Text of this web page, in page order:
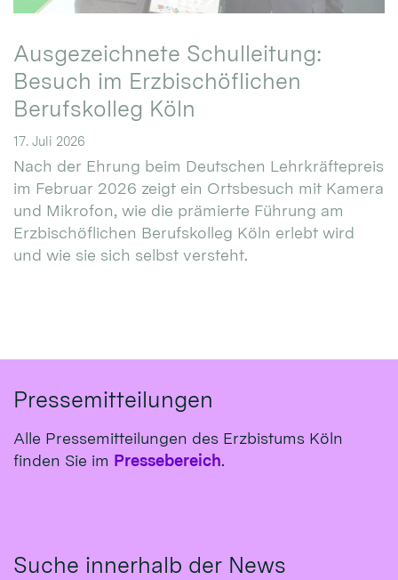
Ausgezeichnete Schulleitung:
Besuch im Erzbischöflichen
Berufskolleg Köln
17. Juli 2026
Nach der Ehrung beim Deutschen Lehrkräftepreis
im Februar 2026 zeigt ein Ortsbesuch mit Kamera
und Mikrofon, wie die prämierte Führung am
Erzbischöflichen Berufskolleg Köln erlebt wird
und wie sie sich selbst versteht.
Pressemitteilungen
Alle Pressemitteilungen des Erzbistums Köln
finden Sie im Pressebereich.
Suche innerhalb der News